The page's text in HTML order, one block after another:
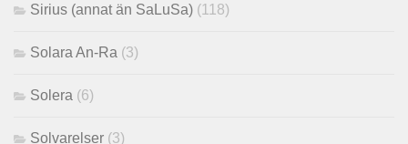
Sirius (annat än SaLuSa) (118)
Solara An-Ra (3)
Solera (6)
Solvarelser (3)